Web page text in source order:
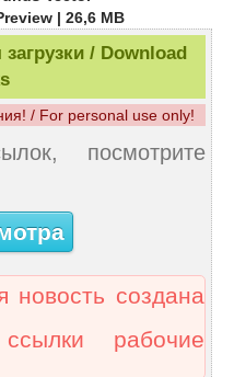
| 26,6 MB
/ Download
/ For personal use only!
посмотрите
новость создана
рабочие